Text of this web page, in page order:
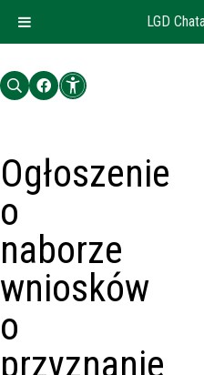
Ogłoszenie
o
naborze
wniosków
o
przyznanie
LGD